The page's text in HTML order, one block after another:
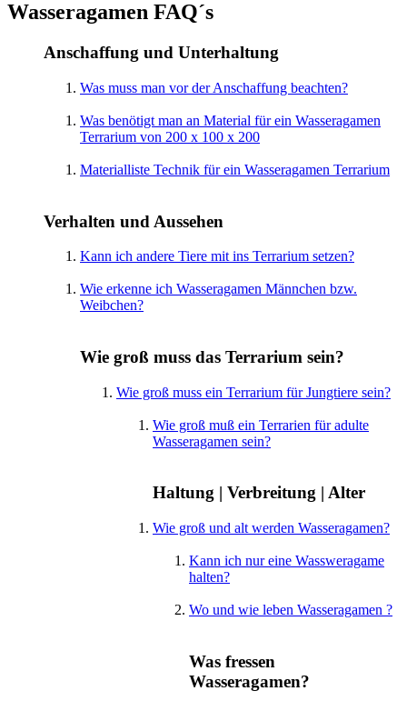
Wasseragamen FAQ´s
Anschaffung und Unterhaltung
Was muss man vor der Anschaffung beachten?
Was benötigt man an Material für ein Wasseragamen
Terrarium von 200 x 100 x 200
Materialliste Technik für ein Wasseragamen Terrarium
Verhalten und Aussehen
Kann ich andere Tiere mit ins Terrarium setzen?
Wie erkenne ich Wasseragamen Männchen bzw.
Weibchen?
Wie groß muss das Terrarium sein?
Wie groß muss ein Terrarium für Jungtiere sein?
Wie groß muß ein Terrarien für adulte
Wasseragamen sein?
Haltung | Verbreitung | Alter
Wie groß und alt werden Wasseragamen?
Kann ich nur eine Wassweragame
halten?
Wo und wie leben Wasseragamen ?
Was fressen
Wasseragamen?